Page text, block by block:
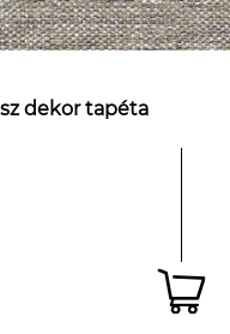
dekor tapéta